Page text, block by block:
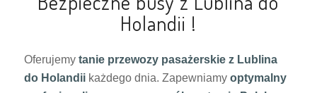
Holandii !
Oferujemy tanie przewozy pasażerskie z Lublina
do Holandiikażdego dnia. Zapewniamy optymalny